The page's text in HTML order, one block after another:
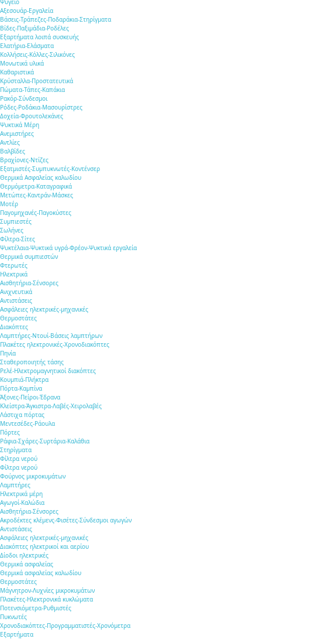
Αξεσουάρ-Εργαλεία
Βάσεις-Τράπεζες-Ποδαράκια-Στηρίγματα
Βίδες-Παξιμάδια-Ροδέλες
Εξαρτήματα λοιπά συσκευής
Ελατήρια-Ελάσματα
Κολλήσεις-Κόλλες-Σιλικόνες
Μονωτικά υλικά
Καθαριστικά
Κρύσταλλα-Προστατευτικά
Πώματα-Τάπες-Καπάκια
Ρακόρ-Σύνδεσμοι
Ρόδες-Ροδάκια-Μασουρίστρες
Δοχεία-Φρουτολεκάνες
Ψυκτικά Μέρη
Ανεμιστήρες
Αντλίες
Βαλβίδες
Βραχίονες-Ντίζες
Εξατμιστές-Συμπυκνωτές-Κοντένσερ
Θερμικά Ασφαλείας καλωδίου
Θερμόμετρα-Καταγραφικά
Μετώπες-Καντράν-Μάσκες
Μοτέρ
Παγομηχανές-Παγοκύστες
Συμπιεστές
Σωλήνες
Φίλτρα-Σίτες
Ψυκτέλαια-Ψυκτικά υγρά-Φρέον-Ψυκτικά εργαλεία
Θερμικά συμπιεστών
Φτερωτές
Ηλεκτρικά
Αισθητήρια-Σένσορες
Aνιχνευτικά
Αντιστάσεις
Ασφάλειες ηλεκτρικές-μηχανικές
Θερμοστάτες
Διακόπτες
Λαμπτήρες-Ντουί-Βάσεις λαμπτήρων
Πλακέτες ηλεκτρονικές-Χρονοδιακόπτες
Πηνία
Σταθεροποιητής τάσης
Ρελέ-Ηλεκτρομαγνητικοί διακόπτες
Κουμπιά-Πλήκτρα
Πόρτα-Καμπίνα
Άξονες-Πείροι-Έδρανα
Κλείστρα-Άγκιστρα-Λαβές-Χειρολαβές
Λάστιχα πόρτας
Μεντεσέδες-Ράουλα
Πόρτες
Ράφια-Σχάρες-Συρτάρια-Καλάθια
Στηρίγματα
Φίλτρα νερού
Φίλτρα νερού
Φούρνος μικροκυμάτων
Λαμπτήρες
Ηλεκτρικά μέρη
Αγωγοί-Καλώδια
Αισθητήρια-Σένσορες
Ακροδέκτες κλέμενς-Φισέτες-Σύνδεσμοι αγωγών
Αντιστάσεις
Ασφάλειες ηλεκτρικές-μηχανικές
Διακόπτες ηλεκτρικοί και αερίου
Δίοδοι ηλεκτρικές
Θερμικά ασφαλείας
Θερμικά ασφαλείας καλωδίου
Θερμοστάτες
Μάγνητρον-Λυχνίες μικροκυμάτων
Πλακέτες-Ηλεκτρονικά κυκλώματα
Ποτενσιόμετρα-Ρυθμιστές
Πυκνωτές
Χρονοδιακόπτες-Προγραμματιστές-Χρονόμετρα
Εξαρτήματα